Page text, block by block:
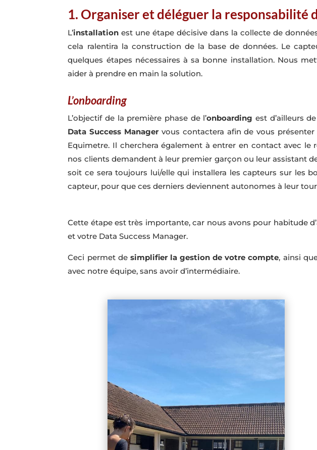
1.Organiser et déléguer la responsabilité
L’installation est une étape décisive dans la collecte de
cela ralentira la construction de la base de données. Le
quelques étapes nécessaires à sa bonne installation. Nous
aider à prendre en main la solution.
L’onboarding
L’objectif de la première phase de l’onboarding est d’ailleurs
Data Success Manager vous contactera afin de vous
Equimetre. Il cherchera également à entrer en contact avec le
nos clients demandent à leur premier garçon ou leur assistant
soit ce sera toujours lui/elle qui installera les capteurs sur les
capteur, pour que ces derniers deviennent autonomes à leur
Cette étape est très importante, car nous avons pour habitude
et votre Data Success Manager.
Ceci permet de simplifier la gestion de votre compte, ainsi
avec notre équipe, sans avoir d’intermédiaire.